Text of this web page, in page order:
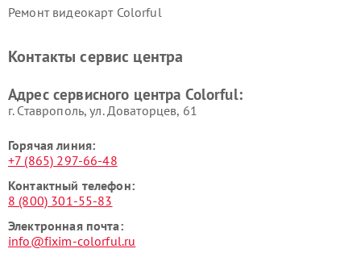
Ремонт видеокарт Colorful
Контакты сервис центра
Адрес сервисного центра Colorful:
г. Ставрополь, ул. Доваторцев, 61
Горячая линия:
+7 (865) 297-66-48
Контактный телефон:
8 (800) 301-55-83
Электронная почта:
info@fixim-colorful.ru